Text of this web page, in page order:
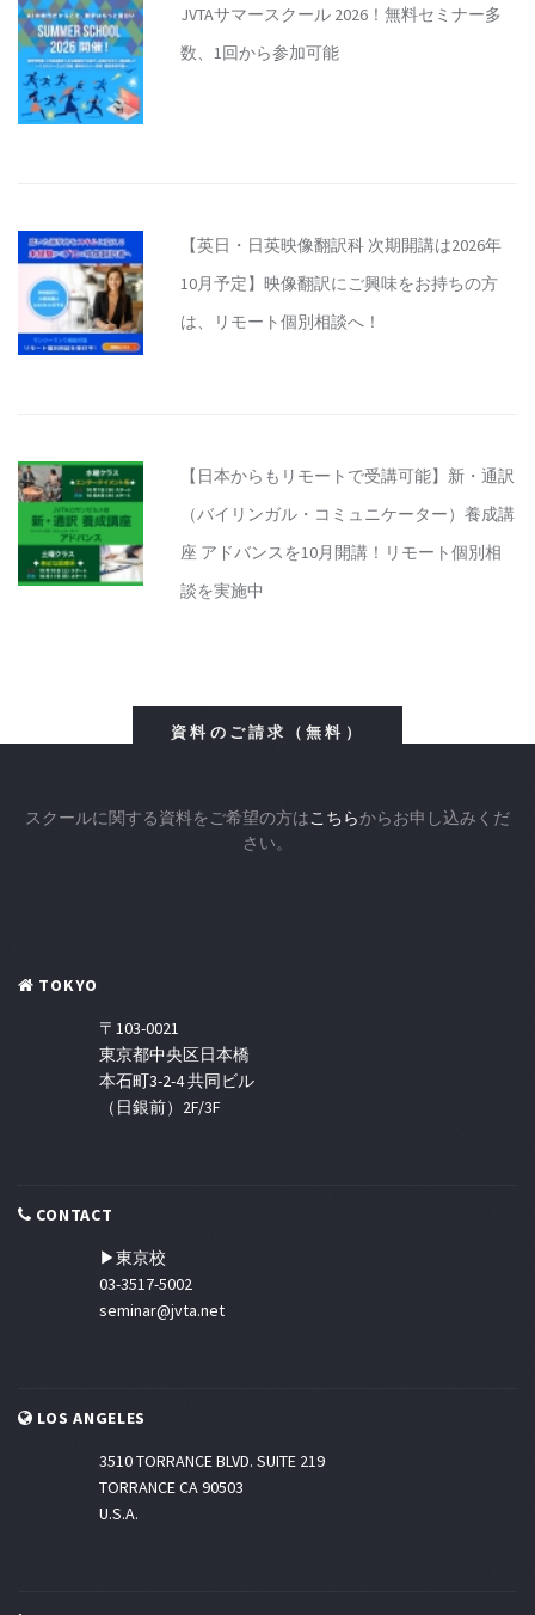
JVTAサマースクール 2026！無料セミナー多
数、1回から参加可能
【英日・日英映像翻訳科 次期開講は2026年
10月予定】映像翻訳にご興味をお持ちの方
は、リモート個別相談へ！
【日本からもリモートで受講可能】新・通訳
（バイリンガル・コミュニケーター）養成講
座 アドバンスを10月開講！リモート個別相
談を実施中
資料のご請求（無料）
スクールに関する資料をご希望の方はこちらからお申し込みくだ
さい。
TOKYO
〒103-0021
東京都中央区日本橋
本石町3-2-4 共同ビル
（日銀前）2F/3F
CONTACT
▶東京校
03-3517-5002
seminar@jvta.net
LOS ANGELES
3510 TORRANCE BLVD. SUITE 219
TORRANCE CA 90503
U.S.A.